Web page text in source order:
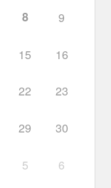
8 9
15 16
22 23
29 30
5 6